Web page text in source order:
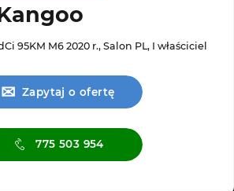
95KM M6 2020 r., Salon PL, I właściciel
✉ Zapytaj o ofertę
775 503 954